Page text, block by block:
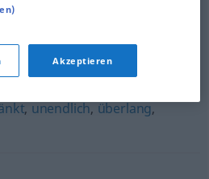
,haufenweise,unbegrenzt
üppig,reichlich
, unendlich, überlang,
Akzeptieren